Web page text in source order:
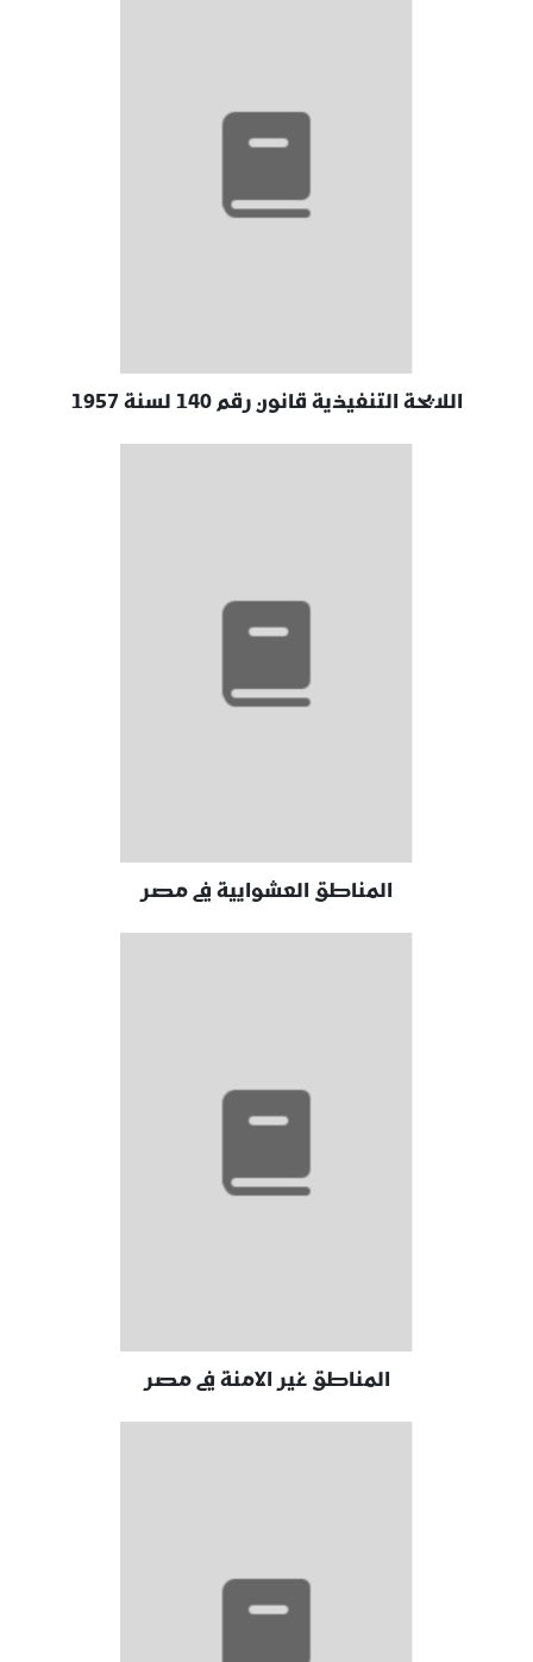
اللايحة التنفيذية قانون رقم 140 لسنة 1957
المناطق العشوايية في مصر
المناطق غير الامنة في مصر